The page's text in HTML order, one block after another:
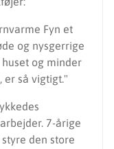
Fyn et
og nysgerrige
og minder
er så vigtigt."
7-årige
den store